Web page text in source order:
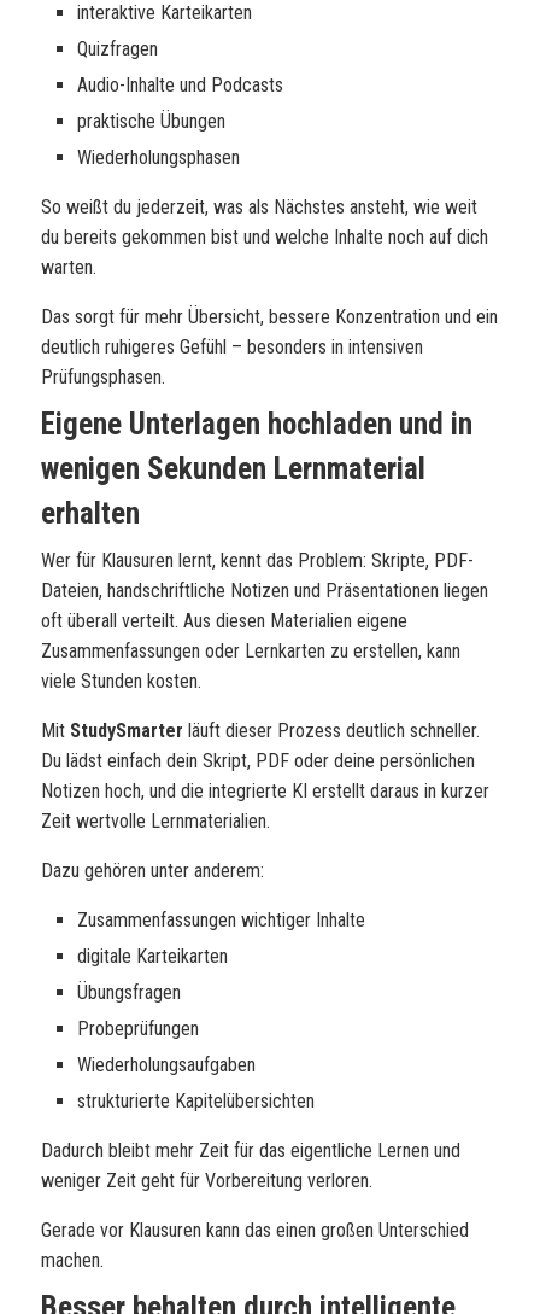
interaktive Karteikarten
Quizfragen
Audio-Inhalte und Podcasts
praktische Übungen
Wiederholungsphasen
So weißt du jederzeit, was als Nächstes ansteht, wie weit
du bereits gekommen bist und welche Inhalte noch auf dich
warten.
Das sorgt für mehr Übersicht, bessere Konzentration und ein
deutlich ruhigeres Gefühl – besonders in intensiven
Prüfungsphasen.
Eigene Unterlagen hochladen und in
wenigen Sekunden Lernmaterial
erhalten
Wer für Klausuren lernt, kennt das Problem: Skripte, PDF-
Dateien, handschriftliche Notizen und Präsentationen liegen
oft überall verteilt. Aus diesen Materialien eigene
Zusammenfassungen oder Lernkarten zu erstellen, kann
viele Stunden kosten.
Mit StudySmarter läuft dieser Prozess deutlich schneller.
Du lädst einfach dein Skript, PDF oder deine persönlichen
Notizen hoch, und die integrierte KI erstellt daraus in kurzer
Zeit wertvolle Lernmaterialien.
Dazu gehören unter anderem:
Zusammenfassungen wichtiger Inhalte
digitale Karteikarten
Übungsfragen
Probeprüfungen
Wiederholungsaufgaben
strukturierte Kapitelübersichten
Dadurch bleibt mehr Zeit für das eigentliche Lernen und
weniger Zeit geht für Vorbereitung verloren.
Gerade vor Klausuren kann das einen großen Unterschied
machen.